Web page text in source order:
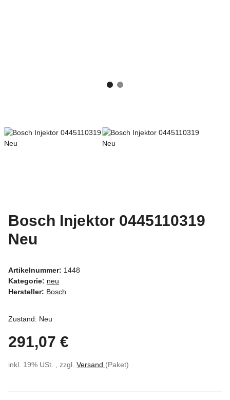
Bosch Injektor 0445110319
Neu
Artikelnummer: 1448
Kategorie: neu
Hersteller: Bosch
Zustand: Neu
291,07 €
inkl. 19% USt. , zzgl. Versand (Paket)